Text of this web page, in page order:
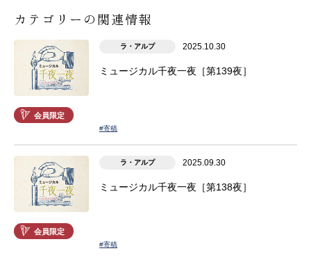
カテゴリーの関連情報
会員限定
ラ・アルプ 2025.10.30
ミュージカル千夜一夜［第139夜］
#寄稿
会員限定
ラ・アルプ 2025.09.30
ミュージカル千夜一夜［第138夜］
#寄稿